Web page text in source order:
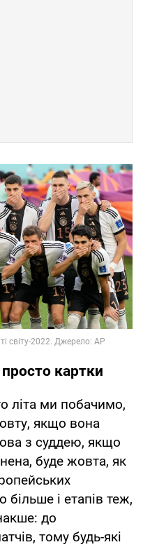
картки
літа ми побачимо,
якщо вона
з суддею, якщо
буде жовта, як
більше і етапів теж,
до
тому будь-які